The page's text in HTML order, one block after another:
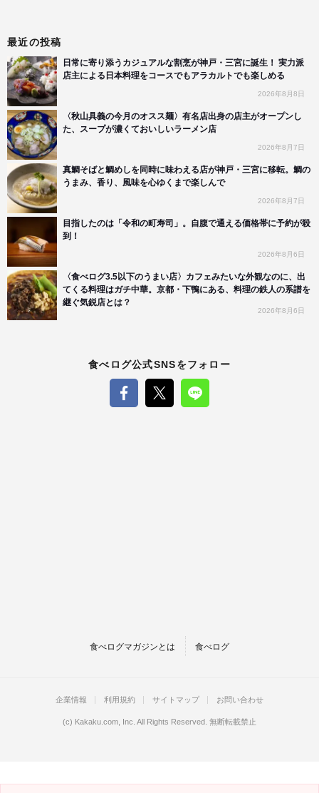
最近の投稿
日常に寄り添うカジュアルな割烹が神戸・三宮に誕生！ 実力派
店主による日本料理をコースでもアラカルトでも楽しめる
2026年8月8日
〈秋山具義の今月のオスス麺〉有名店出身の店主がオープンし
た、スープが濃くておいしいラーメン店
2026年8月7日
真鯛そばと鯛めしを同時に味わえる店が神戸・三宮に移転。鯛の
うまみ、香り、風味を心ゆくまで楽しんで
2026年8月7日
目指したのは「令和の町寿司」。自腹で通える価格帯に予約が殺
到！
2026年8月6日
〈食べログ3.5以下のうまい店〉カフェみたいな外観なのに、出
てくる料理はガチ中華。京都・下鴨にある、料理の鉄人の系譜を
継ぐ気鋭店とは？
2026年8月6日
食べログ公式SNSをフォロー
食べログマガジンとは 食べログ
企業情報 利用規約 サイトマップ お問い合わせ
(c) Kakaku.com, Inc. All Rights Reserved. 無断転載禁止